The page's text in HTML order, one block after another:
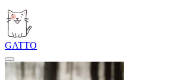
GATTO